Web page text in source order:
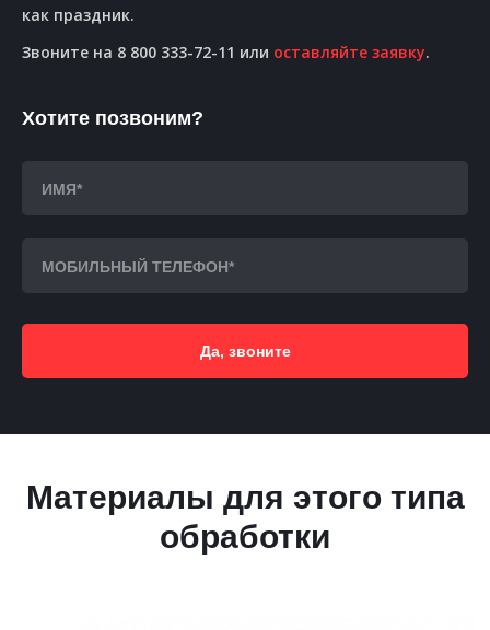
как праздник.
Звоните на 8 800 333-72-11 или оставляйте заявку.
Хотите позвоним?
Да, звоните
Материалы для этого типа
обработки